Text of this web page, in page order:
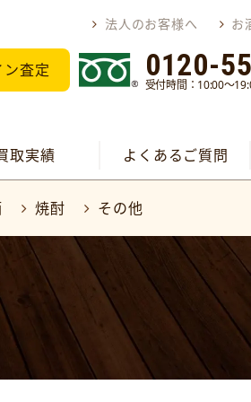
法人のお客様へ お
査定 0120-
受付時間：10:00～
取実績 よくあるご質問
焼酎 その他